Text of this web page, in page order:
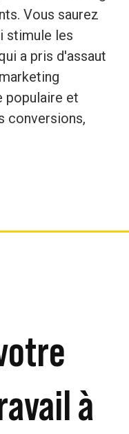
Vous saurez
stimule les
a pris d'assaut
populaire et
conversions,
à